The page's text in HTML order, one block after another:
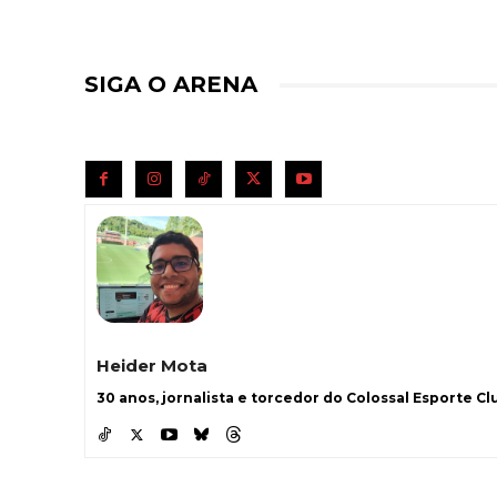
SIGA O ARENA
Heider Mota
30 anos, jornalista e torcedor do Colossal Esporte